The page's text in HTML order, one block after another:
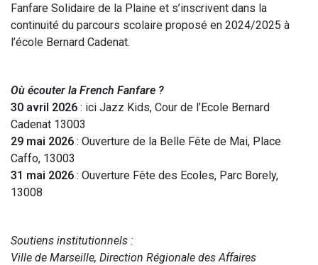
Fanfare Solidaire de la Plaine et s’inscrivent dans la
continuité du parcours scolaire proposé en 2024/2025 à
l’école Bernard Cadenat.
Où écouter la French Fanfare ?
30 avril 2026 : ici Jazz Kids, Cour de l’Ecole Bernard
Cadenat 13003
29 mai 2026 : Ouverture de la Belle Fête de Mai, Place
Caffo, 13003
31 mai 2026 : Ouverture Fête des Ecoles, Parc Borely,
13008
Soutiens institutionnels :
Ville de Marseille, Direction Régionale des Affaires